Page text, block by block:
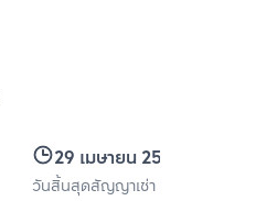
29 เมษายน 2570
วันสิ้นสุดสัญญาเช่า